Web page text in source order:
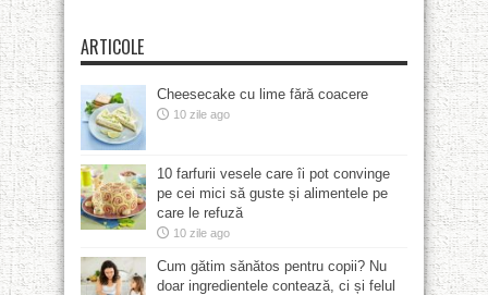
ARTICOLE
Cheesecake cu lime fără coacere
10 zile ago
10 farfurii vesele care îi pot convinge
pe cei mici să guste și alimentele pe
care le refuză
10 zile ago
Cum gătim sănătos pentru copii? Nu
doar ingredientele contează, ci și felul